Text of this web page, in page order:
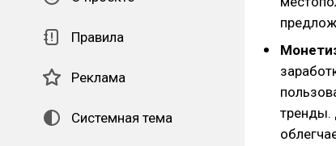
Правила
Реклама
Системная тема
тренды.